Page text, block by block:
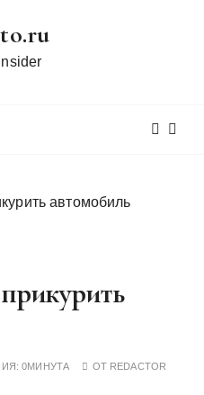
автомобиль
0МИНУТА ОТ REDACTOR